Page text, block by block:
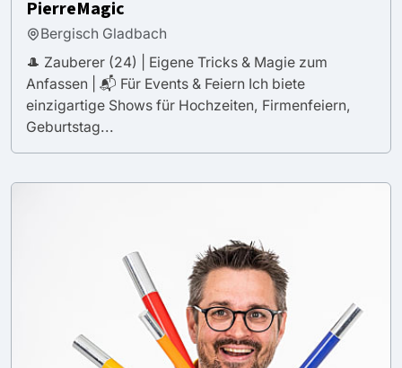
PierreMagic
Bergisch Gladbach
🎩 Zauberer (24) | Eigene Tricks & Magie zum
Anfassen | 📬 Für Events & Feiern Ich biete
einzigartige Shows für Hochzeiten, Firmenfeiern,
Geburtstag...